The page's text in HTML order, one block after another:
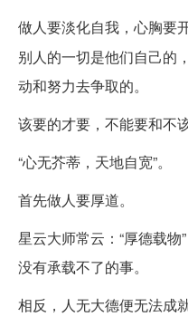
做人要淡化自我，心胸要
别人的一切是他们自己的
动和努力去争取的。
该要的才要，不能要和不
“心无芥蒂，天地自宽”。
首先做人要厚道。
星云大师常云：“厚德载
没有承载不了的事。
相反，人无大德便无法成就